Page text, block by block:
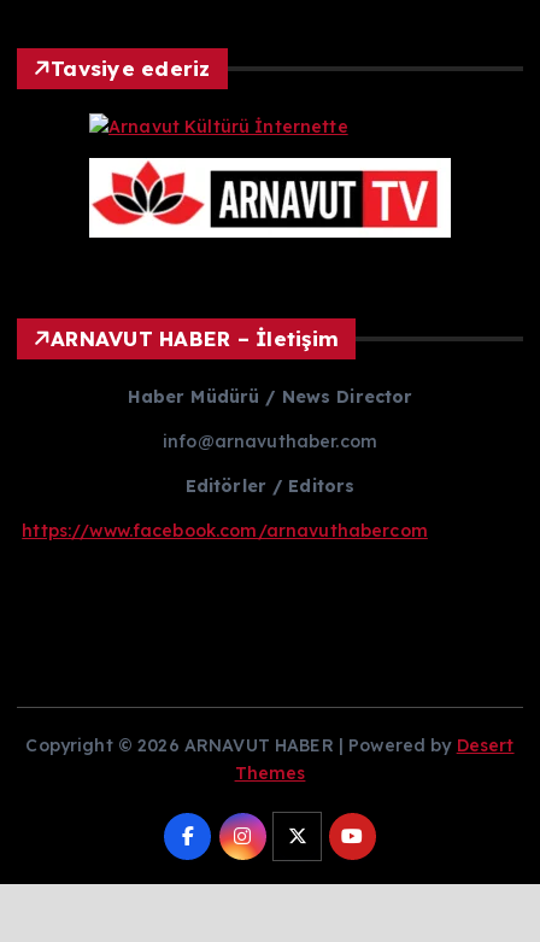
Tavsiye ederiz
ARNAVUT HABER – İletişim
Haber Müdürü / News Director
info@arnavuthaber.com
Editörler / Editors
https://www.facebook.com/arnavuthabercom
Copyright © 2026 ARNAVUT HABER | Powered by Desert
Themes